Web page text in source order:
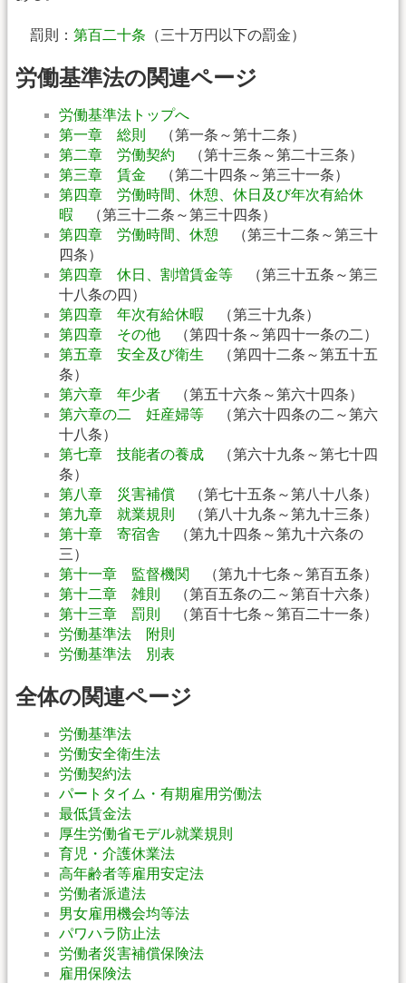
罰則： 第百二十条 （三十万円以下の罰金）
労働基準法の関連ページ
労働基準法トップへ
第一章 総則
（第一条～第十二条）
第二章 労働契約 （第十三条～第二十三条）
第三章 賃金 （第二十四条～第三十一条）
第四章 労働時間、休憩、休日及び年次有給休
暇 （第三十二条～第三十四条）
第四章 労働時間、休憩 （第三十二条～第三十
四条）
第四章 休日、割増賃金等 （第三十五条～第三
十八条の四）
第四章 年次有給休暇 （第三十九条）
第四章 その他 （第四十条～第四十一条の二）
第五章 安全及び衛生 （第四十二条～第五十五
条）
第六章 年少者 （第五十六条～第六十四条）
第六章の二 妊産婦等 （第六十四条の二～第六
十八条）
第七章 技能者の養成 （第六十九条～第七十四
条）
第八章 災害補償 （第七十五条～第八十八条）
第九章 就業規則
（第八十九条～第九十三条）
第十章 寄宿舎 （第九十四条～第九十六条の
三）
第十一章 監督機関
（第九十七条～第百五条）
第十二章 雑則
（第百五条の二～第百十六条）
第十三章 罰則
（第百十七条～第百二十一条）
労働基準法 附則
労働基準法 別表
全体の関連ページ
労働基準法
労働安全衛生法
労働契約法
パートタイム・有期雇用労働法
最低賃金法
厚生労働省モデル就業規則
育児・介護休業法
高年齢者等雇用安定法
労働者派遣法
男女雇用機会均等法
パワハラ防止法
労働者災害補償保険法
雇用保険法